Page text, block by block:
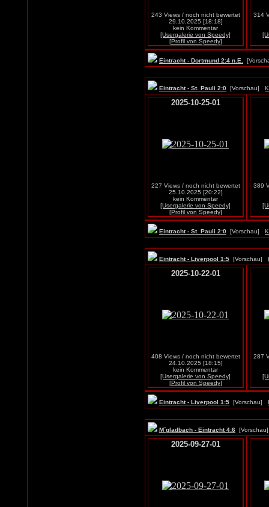
243 Views / noch nicht bewertet
29.10.2025 [18:18]
kein Kommentar
[Usergalerie von Speedy]
[Profil von Speedy]
314
Eintracht - Dortmund 2:4 n.E.
Eintracht - St. Pauli 2:0 [Vorschau]
2025-10-25-01
227 Views / noch nicht bewertet
25.10.2025 [20:22]
kein Kommentar
[Usergalerie von Speedy]
[Profil von Speedy]
389
Eintracht - St. Pauli 2:0 [Vorschau]
Eintracht - Liverpool 1:5 [Vorschau]
2025-10-22-01
408 Views / noch nicht bewertet
24.10.2025 [18:15]
kein Kommentar
[Usergalerie von Speedy]
[Profil von Speedy]
287
Eintracht - Liverpool 1:5 [Vorschau]
M´gladbach - Eintracht 4:6
2025-09-27-01